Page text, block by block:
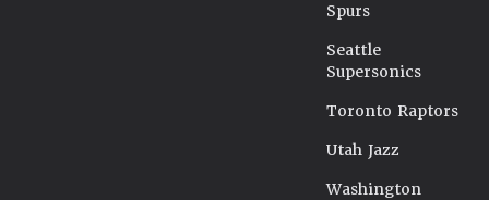
Spurs
Seattle
Supersonics
Toronto Raptors
Utah Jazz
Washington